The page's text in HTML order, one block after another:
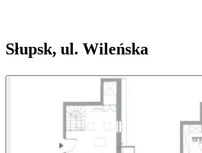
Słupsk, ul. Wileńska